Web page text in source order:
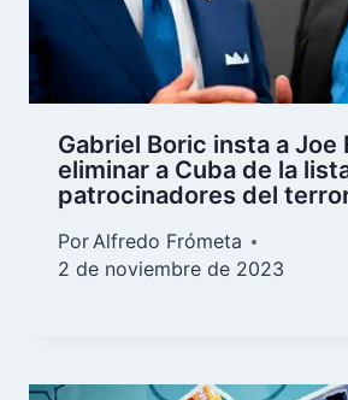
Gabriel Boric insta a Joe
eliminar a Cuba de la
patrocinadores del
PorAlfredo Frómeta
2 de noviembre de 2023